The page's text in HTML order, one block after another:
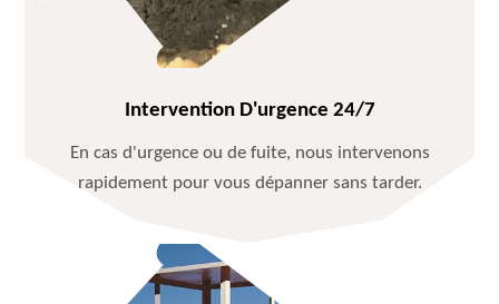
Intervention D'urgence 24/7
En cas d'urgence ou de fuite, nous intervenons
rapidement pour vous dépanner sans tarder.